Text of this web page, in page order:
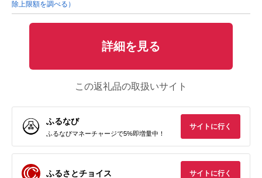
除上限額を調べる）
詳細を見る
この返礼品の取扱いサイト
ふるなび
ふるなびマネーチャージで5%即増量中！
サイトに行く
ふるさとチョイス サイトに行く